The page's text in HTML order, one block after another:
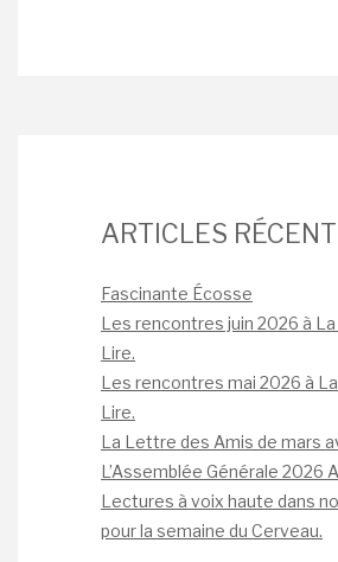
ARTICLES
Fascinante Écosse
Les rencontres juin 2026 à La
Lire.
Les rencontres mai 2026 à
Lire.
La Lettre des Amis de mars
L’Assemblée Générale 2026
Lectures à voix haute dans
pour la semaine du Cerveau.